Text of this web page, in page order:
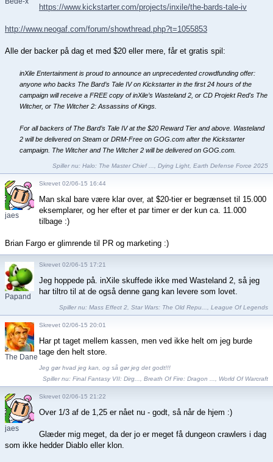
https://www.kickstarter.com/projects/inxile/the-bards-tale-iv
http://www.neogaf.com/forum/showthread.php?t=1055853
Alle der backer på dag et med $20 eller mere, får et gratis spil:
inXile Entertainment is proud to announce an unprecedented crowdfunding offer:
anyone who backs The Bard’s Tale IV on Kickstarter in the first 24 hours of the
campaign will receive a FREE copy of inXile’s Wasteland 2, or CD Projekt Red's The
Witcher, or The Witcher 2: Assassins of Kings.
For all backers of The Bard’s Tale IV at the $20 Reward Tier and above. Wasteland
2 will be delivered on Steam or DRM-Free on GOG.com after the Kickstarter
campaign. The Witcher and The Witcher 2 will be delivered on GOG.com.
Spiller nu: Halo: The Master Chief ... Dying Light Earth Defense Force 2025
jaes
Skrevet 02/06-15 16:44
Man skal bare være klar over, at $20-tier er begrænset til 15.000
eksemplarer, og her efter et par timer er der kun ca. 11.000
tilbage :)
Brian Fargo er glimrende til PR og marketing :)
Papand
Skrevet 02/06-15 17:21
Jeg hoppede på. inXile skuffede ikke med Wasteland 2, så jeg
har tiltro til at de også denne gang kan levere som lovet.
Spiller nu: Mass Effect 2 Star Wars: The Old Repu... League Of Legends
The Dane
Skrevet 02/06-15 20:01
Har pt taget mellem kassen, men ved ikke helt om jeg burde
tage den helt store.
Jeg gør hvad jeg kan, og så gør jeg det godt!!!
Spiller nu: Final Fantasy VII: Dirg... Breath Of Fire: Dragon ... World Of Warcraft
jaes
Skrevet 02/06-15 21:22
Over 1/3 af de 1,25 er nået nu - godt, så når de hjem :)
Glæder mig meget, da der jo er meget få dungeon crawlers i dag
som ikke hedder Diablo eller klon.